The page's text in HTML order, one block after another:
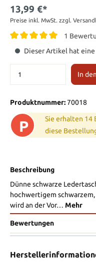
13,99 €*
Preise inkl. MwSt. zzgl.
1
Dieser Artikel hat
In
Produktnummer:70018
P
Sie erhalten 14
diese
Beschreibung
Dünne schwarze
hochwertigem
wird an der Vor… Mehr
Bewertungen